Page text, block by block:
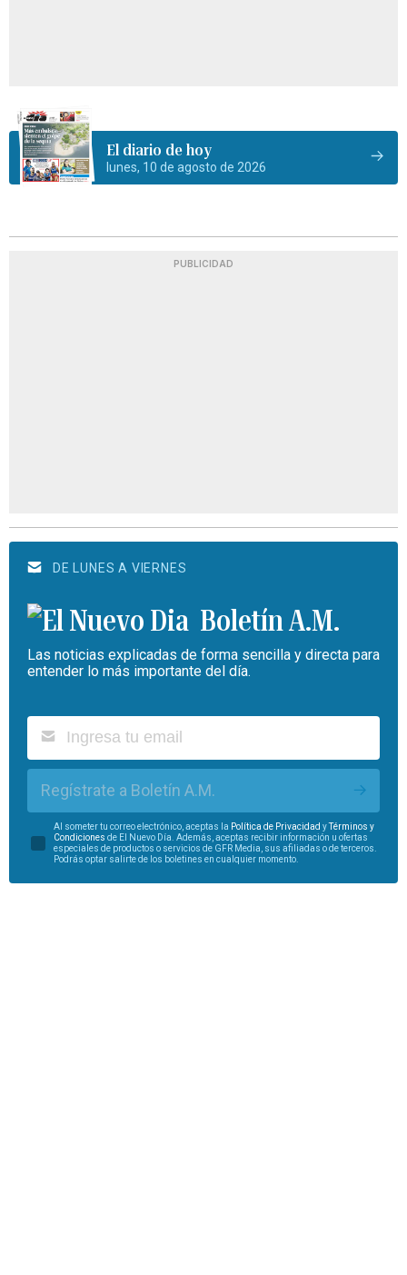
El diario de hoy
lunes, 10 de agosto de 2026
PUBLICIDAD
DE LUNES A VIERNES
Boletín A.M.
Las noticias explicadas de forma sencilla y directa para
entender lo más importante del día.
Regístrate a Boletín A.M.
Al someter tu correo electrónico, aceptas la Política de Privacidad yTérminos y
Condiciones de El Nuevo Día. Además, aceptas recibir información u ofertas
especiales de productos o servicios de GFR Media, sus afiliadas o de terceros.
Podrás optar salirte de los boletines en cualquier momento.